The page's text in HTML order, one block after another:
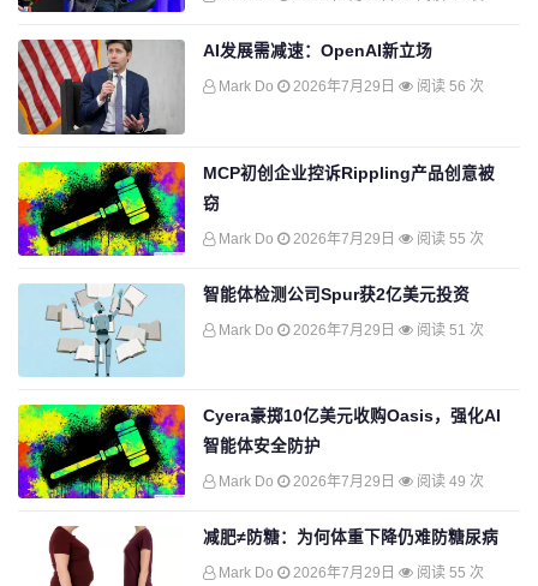
AI发展需减速：OpenAI新立场
Mark Do 2026年7月29日 阅读 56 次
MCP初创企业控诉Rippling产品创意被
窃
Mark Do 2026年7月29日 阅读 55 次
智能体检测公司Spur获2亿美元投资
Mark Do 2026年7月29日 阅读 51 次
Cyera豪掷10亿美元收购Oasis，强化AI
智能体安全防护
Mark Do 2026年7月29日 阅读 49 次
减肥≠防糖：为何体重下降仍难防糖尿病
Mark Do 2026年7月29日 阅读 55 次